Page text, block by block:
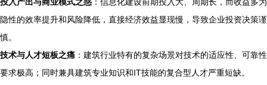
隐性的效率提升和风险降低，直接经济效益显现慢，导致企业投资决策谨
慎。
技术与人才短板之痛 ：建筑行业特有的复杂场景对技术的适应性、可靠性
要求极高；同时兼具建筑专业知识和IT技能的复合型人才严重短缺。